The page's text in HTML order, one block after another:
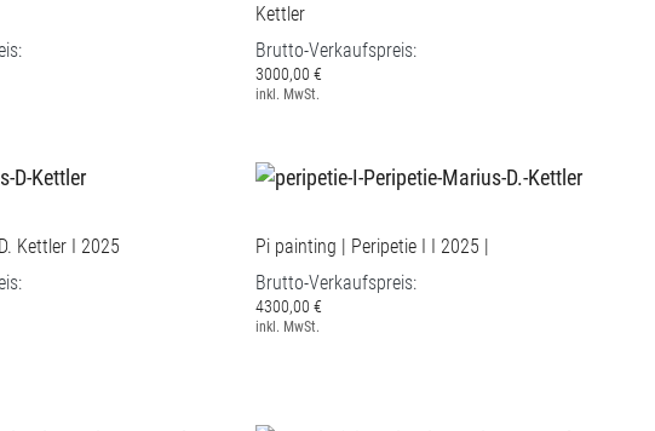
Kettler
Brutto-Verkaufspreis:
3000,00 €
inkl. MwSt.
Kettler I 2025
Pi painting | Peripetie I I 2025 |
Brutto-Verkaufspreis:
4300,00 €
inkl. MwSt.